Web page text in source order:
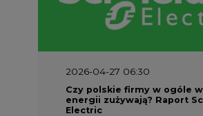
2026-04-27 06:30
Czy polskie firmy w ogóle
energii zużywają? Raport
Electric